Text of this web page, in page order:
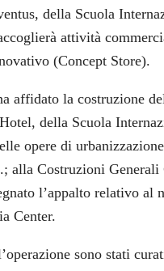
della Scuola
attività
(Concept Store).
affidato la costruzione
della Scuola
opere di
alla Costruzioni Generali
l’appalto relativo al
Center.
sono stati